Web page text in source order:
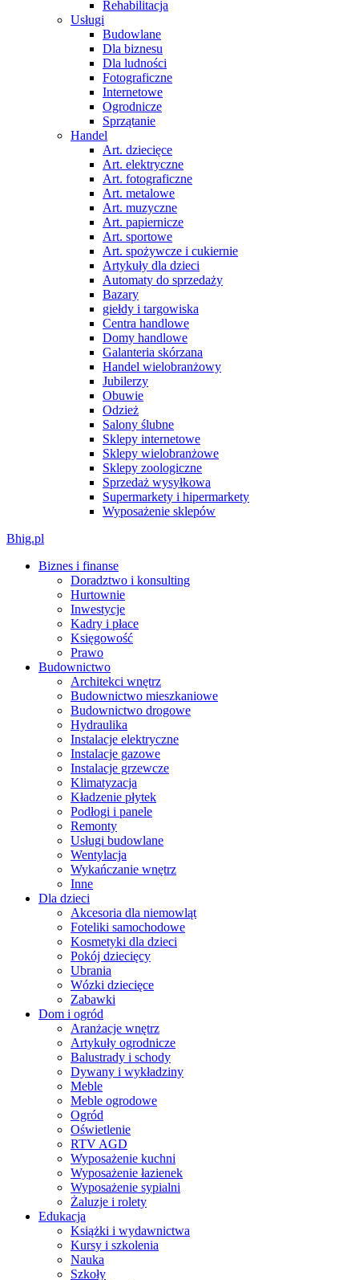
Rehabilitacja
Usługi
Budowlane
Dla biznesu
Dla ludności
Fotograficzne
Internetowe
Ogrodnicze
Sprzątanie
Handel
Art. dziecięce
Art. elektryczne
Art. fotograficzne
Art. metalowe
Art. muzyczne
Art. papiernicze
Art. sportowe
Art. spożywcze i cukiernie
Artykuły dla dzieci
Automaty do sprzedaży
Bazary
giełdy i targowiska
Centra handlowe
Domy handlowe
Galanteria skórzana
Handel wielobranżowy
Jubilerzy
Obuwie
Odzież
Salony ślubne
Sklepy internetowe
Sklepy wielobranżowe
Sklepy zoologiczne
Sprzedaż wysyłkowa
Supermarkety i hipermarkety
Wyposażenie sklepów
Bhig.pl
Biznes i finanse
Doradztwo i konsulting
Hurtownie
Inwestycje
Kadry i płace
Księgowość
Prawo
Budownictwo
Architekci wnętrz
Budownictwo mieszkaniowe
Budownictwo drogowe
Hydraulika
Instalacje elektryczne
Instalacje gazowe
Instalacje grzewcze
Klimatyzacja
Kładzenie płytek
Podłogi i panele
Remonty
Usługi budowlane
Wentylacja
Wykańczanie wnętrz
Inne
Dla dzieci
Akcesoria dla niemowląt
Foteliki samochodowe
Kosmetyki dla dzieci
Pokój dziecięcy
Ubrania
Wózki dziecięce
Zabawki
Dom i ogród
Aranżacje wnętrz
Artykuły ogrodnicze
Balustrady i schody
Dywany i wykładziny
Meble
Meble ogrodowe
Ogród
Oświetlenie
RTV AGD
Wyposażenie kuchni
Wyposażenie łazienek
Wyposażenie sypialni
Żaluzje i rolety
Edukacja
Książki i wydawnictwa
Kursy i szkolenia
Nauka
Szkoły